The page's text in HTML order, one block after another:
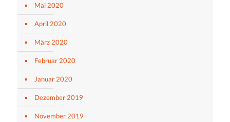
Mai 2020
April 2020
März 2020
Februar 2020
Januar 2020
Dezember 2019
November 2019